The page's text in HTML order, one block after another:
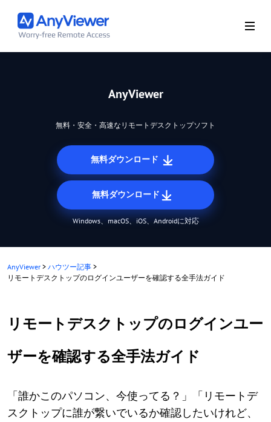
AnyViewer
無料・安全・高速なリモートデスクトップソフト
無料ダウンロード
無料ダウンロード
Windows、macOS、iOS、Androidに対応
AnyViewer > ハウツー記事 >
リモートデスクトップのログインユーザーを確認する全手法ガイド
リモートデスクトップのログインユー
ザーを確認する全手法ガイド
「誰かこのパソコン、今使ってる？」「リモートデ
スクトップに誰が繋いでいるか確認したいけれど、